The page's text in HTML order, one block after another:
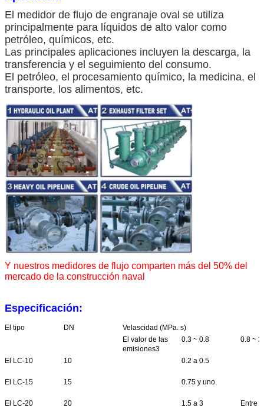
El medidor de flujo de engranaje oval se utiliza
principalmente para líquidos de alto valor como
petróleo, químicos, etc.
Las principales aplicaciones incluyen la descarga, la
transferencia y el seguimiento del consumo.
El petróleo, el procesamiento químico, la medicina, el
transporte, los alimentos, etc.
Y nuestros medidores de flujo comparten más del 50% del
mercado de la construcción naval
Especificación:
El tipo DN
Velascidad (MPa. s)
El valor de las
emisiones3
0.3 ~ 0.8 0.8 ~ 2
El LC-10 10 0.2 a 0.5
El LC-15 15 0.75 y uno.
El LC-20 20 1.5 a 3 Entre